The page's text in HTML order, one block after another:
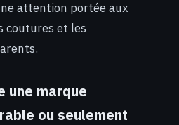
attention portée aux
coutures et les
une marque
ou seulement